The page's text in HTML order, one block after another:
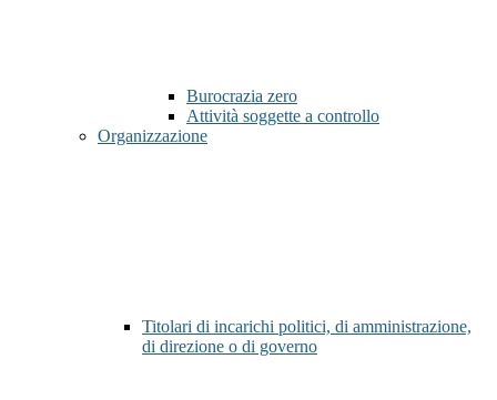
Burocrazia zero
Attività soggette a controllo
Organizzazione
Titolari di incarichi politici, di amministrazione,
di direzione o di governo